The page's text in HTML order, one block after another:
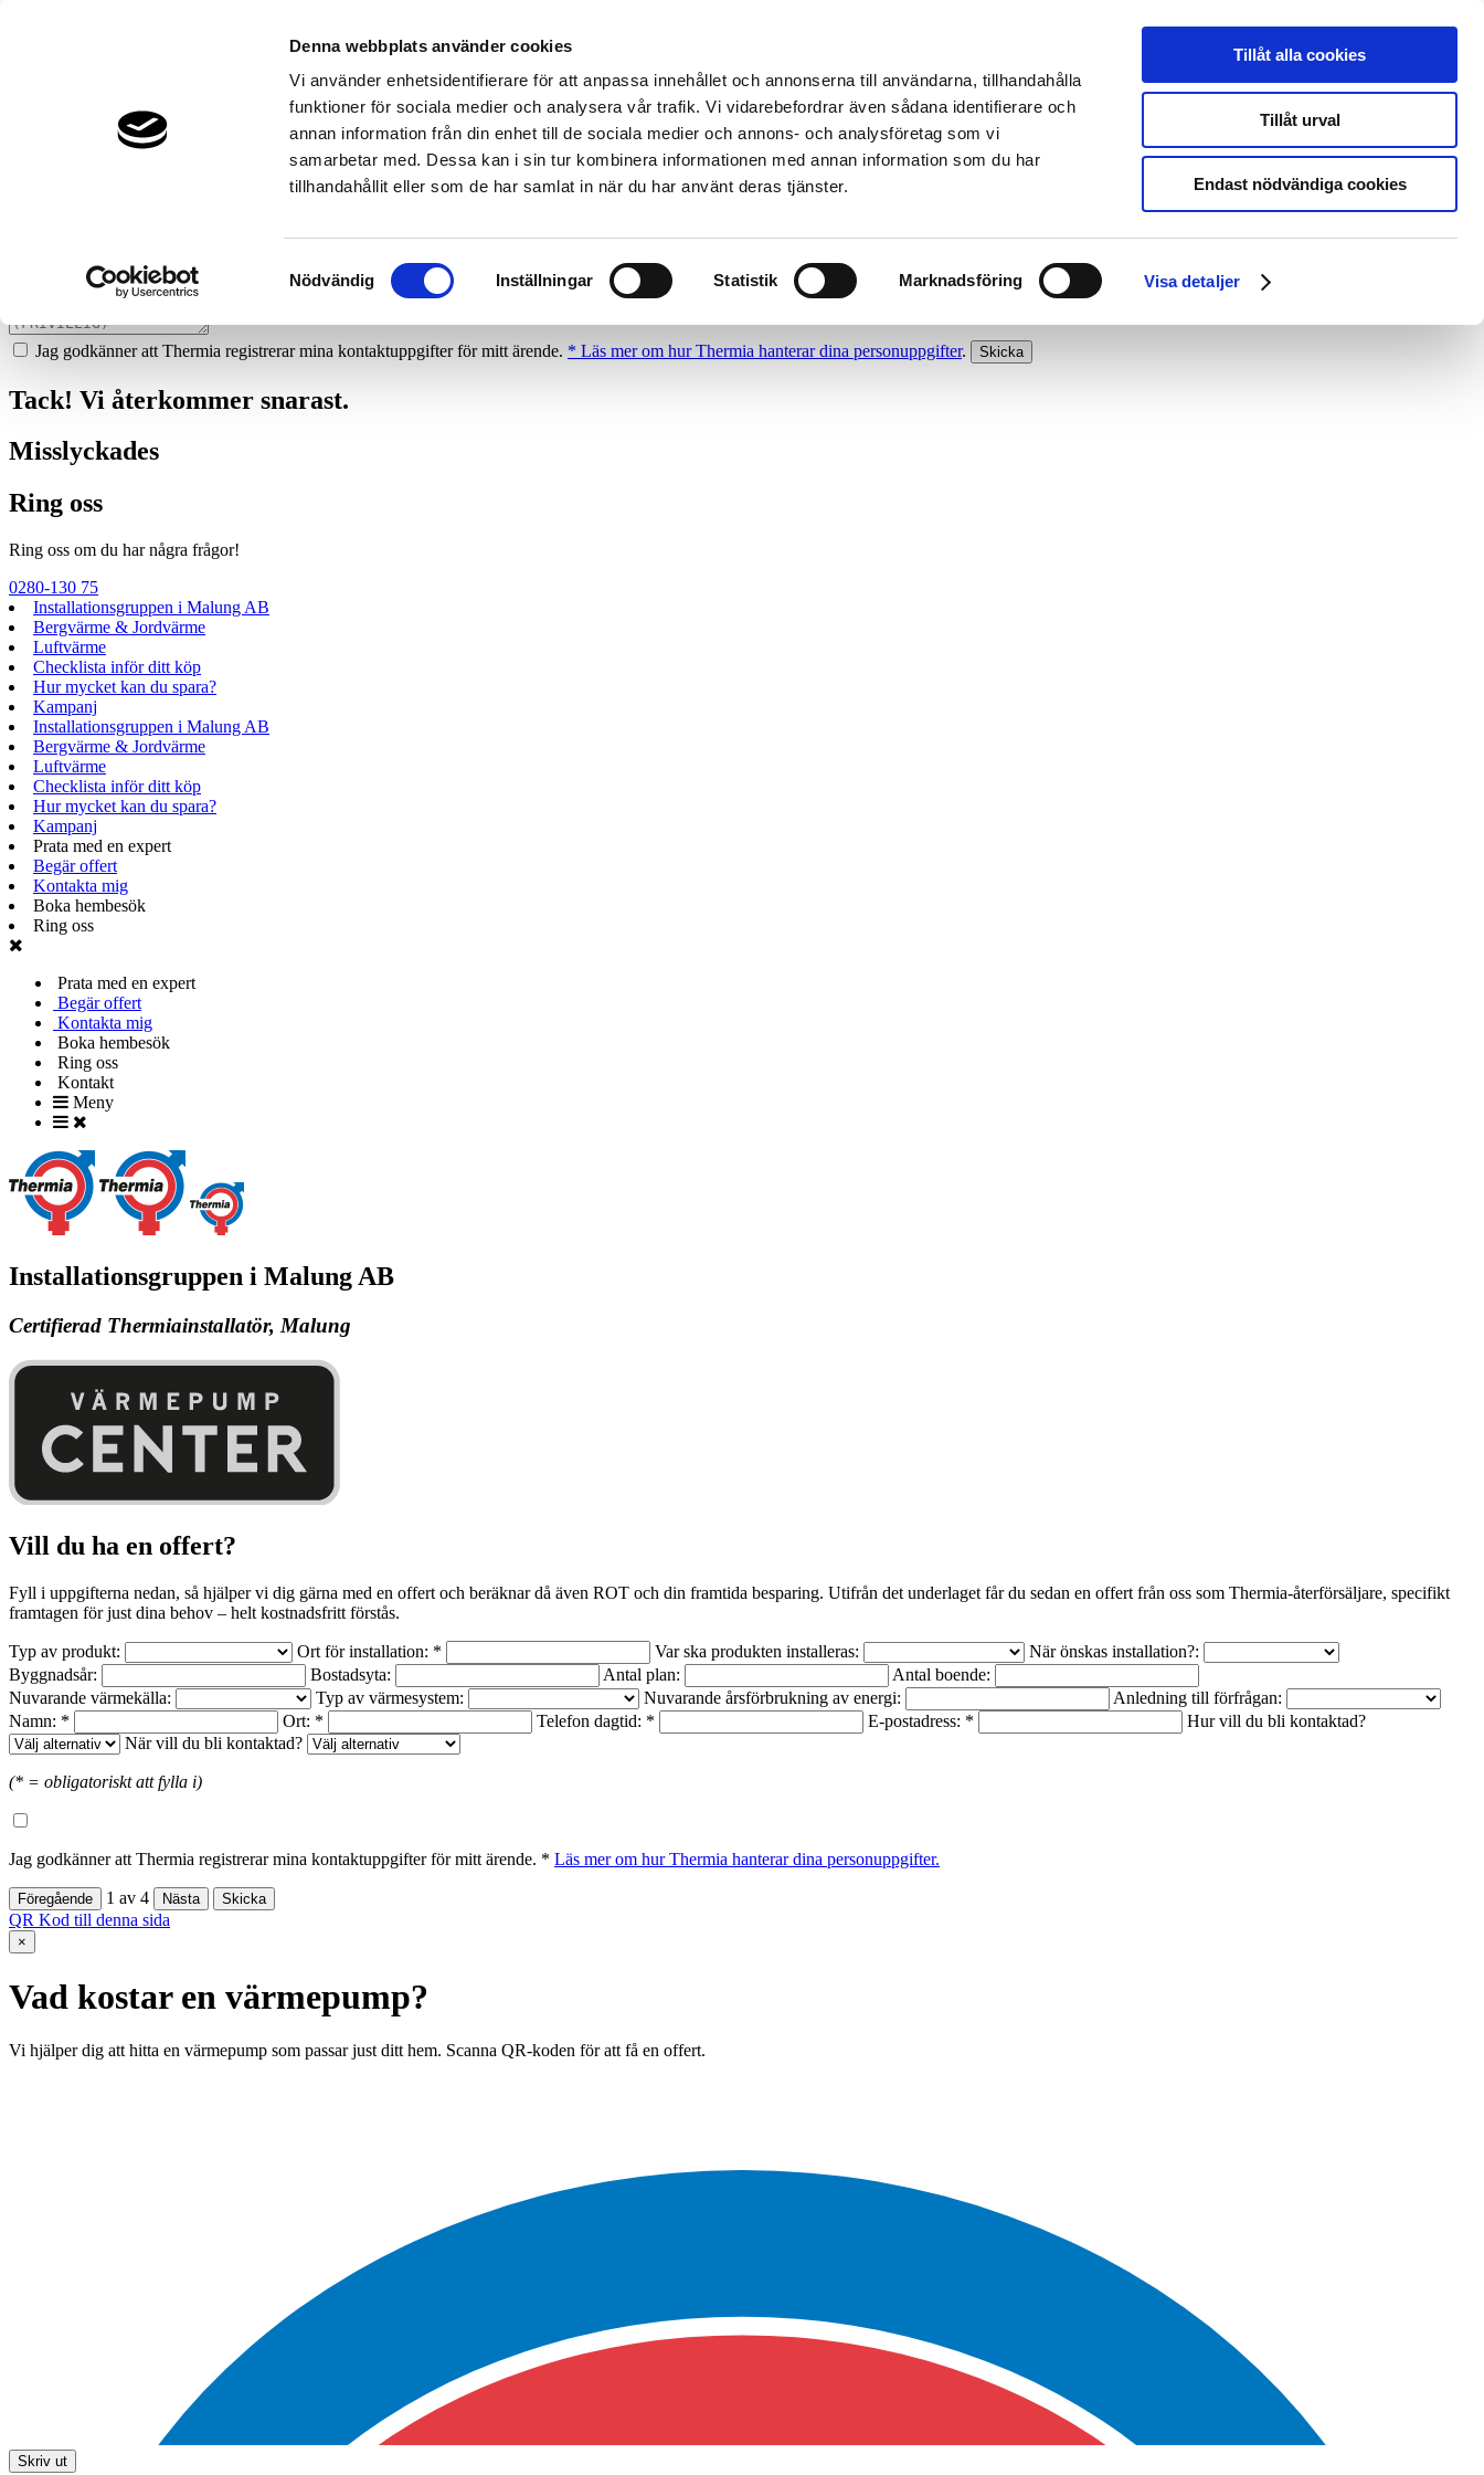
Denna webbplats använder cookies
Vi använder enhetsidentifierare för att anpassa innehållet och annonserna till användarna, tillhandahålla
funktioner för sociala medier och analysera vår trafik. Vi vidarebefordrar även sådana identifierare och
annan information från din enhet till de sociala medier och annons- och analysföretag som vi
samarbetar med. Dessa kan i sin tur kombinera informationen med annan information som du har
tillhandahållit eller som de har samlat in när du har använt deras tjänster.
Samtyckesval
Nödvändig Inställningar Statistik Marknadsföring Visa detaljer
Tillåt alla cookies
Tillåt urval
Endast nödvändiga cookies
Vi ger dig gärna goda råd - helt kostnadsfritt.
Vi hjälper dig att räkna ut mycket du kan spara med en värmepump!
Jag godkänner att Thermia registrerar mina kontaktuppgifter för mitt ärende. * Läs mer om hur Thermia hanterar dina personuppgifter.
Tack! Vi återkommer snarast.
Misslyckades
Ring oss
Ring oss om du har några frågor!
0280-130 75
Installationsgruppen i Malung AB
Bergvärme & Jordvärme
Luftvärme
Checklista inför ditt köp
Hur mycket kan du spara?
Kampanj
Installationsgruppen i Malung AB
Bergvärme & Jordvärme
Luftvärme
Checklista inför ditt köp
Hur mycket kan du spara?
Kampanj
Prata med en expert
Begär offert
Kontakta mig
Boka hembesök
Ring oss
Prata med en expert
Begär offert
Kontakta mig
Boka hembesök
Ring oss
Kontakt
Meny
Installationsgruppen i Malung AB
Certifierad Thermiainstallatör, Malung
Vill du ha en offert?
Fyll i uppgifterna nedan, så hjälper vi dig gärna med en offert och beräknar då även ROT och din framtida besparing. Utifrån det underlaget får du sedan en offert från oss som Thermia-återförsäljare, specifikt
framtagen för just dina behov – helt kostnadsfritt förstås.
Typ av produkt: Ort för installation: * Var ska produkten installeras:
När önskas installation?:
Byggnadsår:
Bostadsyta: Antal plan:
Antal boende:
Nuvarande värmekälla:
Typ av värmesystem: Nuvarande årsförbrukning av energi:
Anledning till förfrågan:
Namn: *
Ort: * Telefon dagtid: * E-postadress: *
Hur vill du bli kontaktad?
När vill du bli kontaktad?
(* = obligatoriskt att fylla i)
Jag godkänner att Thermia registrerar mina kontaktuppgifter för mitt ärende. * Läs mer om hur Thermia hanterar dina personuppgifter.
1 av 4
QR Kod till denna sida
×
Vad kostar en värmepump?
Vi hjälper dig att hitta en värmepump som passar just ditt hem. Scanna QR-koden för att få en offert.
Skriv ut